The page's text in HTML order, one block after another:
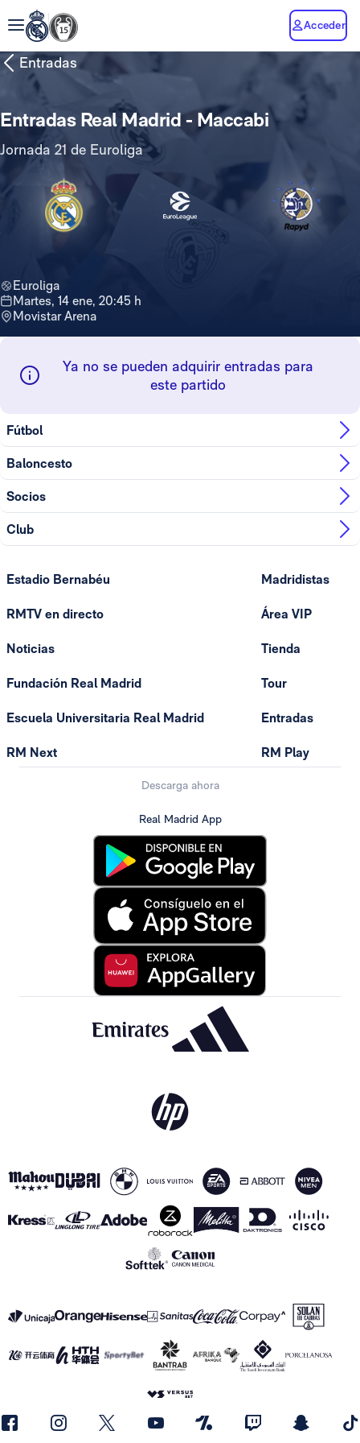
Acceder
Entradas
Entradas Real Madrid - Maccabi
Jornada 21 de Euroliga
Euroliga
martes, 14 ene, 20:45 h
Movistar Arena
Ya no se pueden adquirir entradas para
este partido
Fútbol
Baloncesto
Socios
Club
Estadio Bernabéu
RMTV en directo
Noticias
Fundación Real Madrid
Escuela Universitaria Real Madrid
RM Next
Madridistas
Área VIP
Tienda
Tour
Entradas
RM Play
Descarga ahora
Real Madrid App